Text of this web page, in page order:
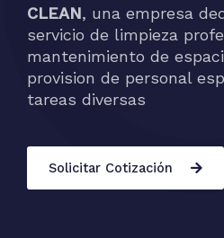
CLEAN, una empresa
servicio de limpieza
mantenimiento de
provision de personal
tareas diversas
Solicitar Cotización